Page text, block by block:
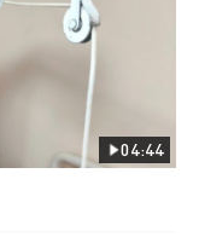
04:44